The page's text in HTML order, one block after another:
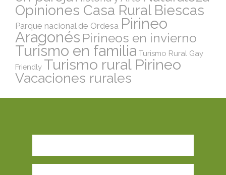
Opiniones Casa Rural Biescas
Parque nacional de Ordesa Pirineo
Aragonés Pirineos en invierno
Turismo en familia Turismo Rural Gay
Friendly Turismo rural Pirineo
Vacaciones rurales